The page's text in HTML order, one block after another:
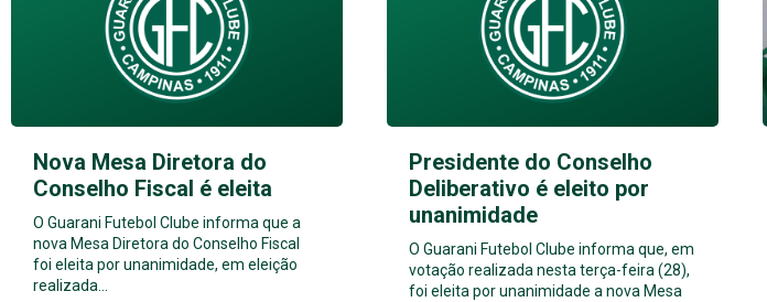
Nova Mesa Diretora do
Conselho Fiscal é eleita
O Guarani Futebol Clube informa que a
nova Mesa Diretora do Conselho Fiscal
foi eleita por unanimidade, em eleição
realizada…
Presidente do Conselho
Deliberativo é eleito por
unanimidade
O Guarani Futebol Clube informa que, em
votação realizada nesta terça-feira (28),
foi eleita por unanimidade a nova Mesa